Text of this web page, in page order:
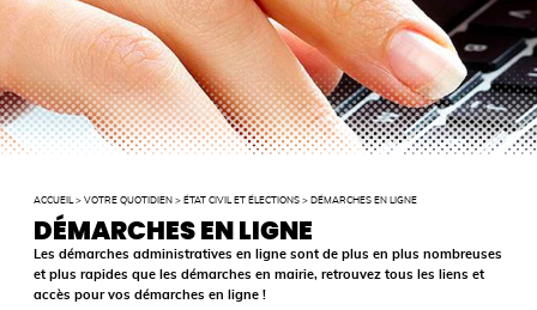
ACCUEIL >VOTRE QUOTIDIEN > ÉTAT CIVIL ET ÉLECTIONS > DÉMARCHES EN LIGNE
DÉMARCHES EN LIGNE
Les démarches administratives en ligne sont de plus en plus nombreuses
et plus rapides que les démarches en mairie, retrouvez tous les liens et
accès pour vos démarches en ligne !